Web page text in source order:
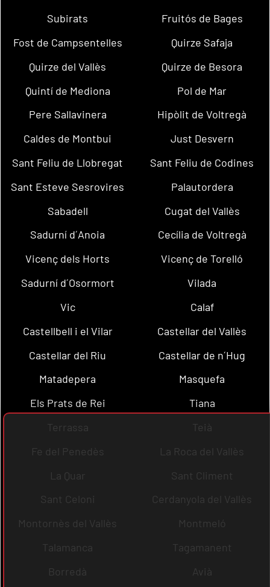
Subirats
Fruitós de Bages
Fost de Campsentelles
Quirze Safaja
Quirze del Vallès
Quirze de Besora
Quintí de Mediona
Pol de Mar
Pere Sallavinera
Hipòlit de Voltregà
Caldes de Montbui
Just Desvern
Sant Feliu de Llobregat
Sant Feliu de Codines
Sant Esteve Sesrovires
Palautordera
Sabadell
Cugat del Vallès
Sadurní d´Anoia
Cecília de Voltregà
Vicenç dels Horts
Vicenç de Torelló
Sadurní d´Osormort
Vilada
Vic
Calaf
Castellbell i el Vilar
Castellar del Vallès
Castellar del Riu
Castellar de n´Hug
Matadepera
Masquefa
Els Prats de Rei
Tiana
Terrassa
Teià
Fe del Penedès
La Roca del Vallès
La Quar
Sant Climent
Sant Celoni
Cerdanyola del Vallès
Montornès del Vallès
Montmeló
Talamanca
Tagamanent
Borredà
Avià